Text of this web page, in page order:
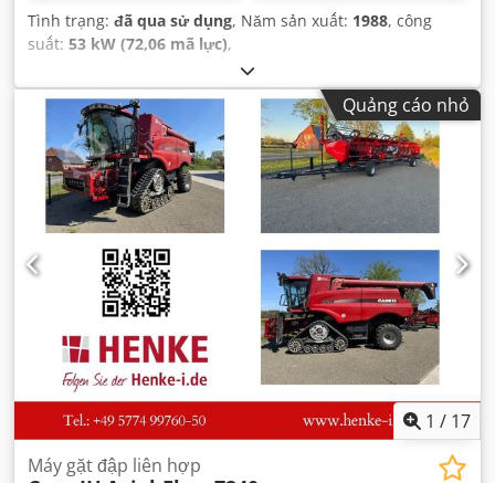
Tình trạng: đã qua sử dụng, Năm sản xuất: 1988, công
suất: 53 kW (72,06 mã lực),
Quảng cáo nhỏ
1 / 17
Máy gặt đập liên hợp